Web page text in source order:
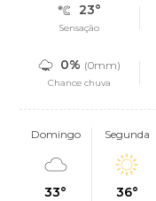
23°
Sensação
0% (0mm)
Chance chuva
Domingo
33°
Segunda
36°